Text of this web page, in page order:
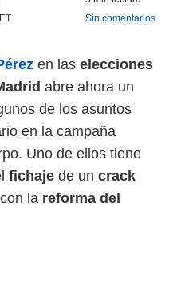
Sin comentarios
en las elecciones
abre ahora un
de los asuntos
en la campaña
Uno de ellos tiene
fichaje de un crack
la reforma del